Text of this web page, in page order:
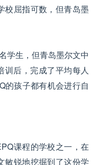
校屈指可数，但青岛墨
学生，但青岛墨尔文中
训后，完成了平均每人
的孩子都有机会进行自
课程的学校之一，在
敏锐地挖掘到了这份学